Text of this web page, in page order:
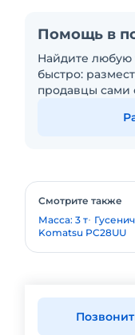
Помощь в
Найдите любую
быстро:
продавцы сами
Смотрите также
Масса: 3 т
Komatsu PC28UU